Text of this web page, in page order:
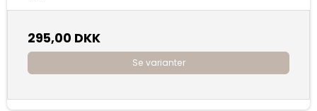
295,00 DKK
Se varianter